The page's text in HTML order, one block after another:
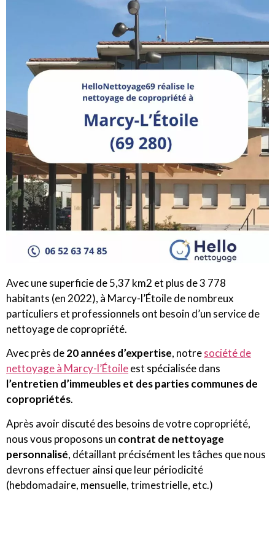
Avec une superficie de 5,37 km2 et plus de 3 778
habitants (en 2022), à Marcy-l’Étoile de nombreux
particuliers et professionnels ont besoin d’un service de
nettoyage de copropriété.
Avec près de20 années d’expertise, notresociété de
nettoyage à Marcy-l’Étoileest spécialisée dans
l’entretien d’immeubles et des parties communes de
copropriétés.
Après avoir discuté des besoins de votre copropriété,
nous vous proposons un contrat de nettoyage
personnalisé, détaillant précisément les tâches que nous
devrons effectuer ainsi que leur périodicité
(hebdomadaire, mensuelle, trimestrielle, etc.)